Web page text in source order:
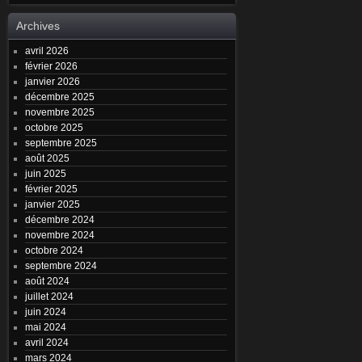
Archives
avril 2026
février 2026
janvier 2026
décembre 2025
novembre 2025
octobre 2025
septembre 2025
août 2025
juin 2025
février 2025
janvier 2025
décembre 2024
novembre 2024
octobre 2024
septembre 2024
août 2024
juillet 2024
juin 2024
mai 2024
avril 2024
mars 2024